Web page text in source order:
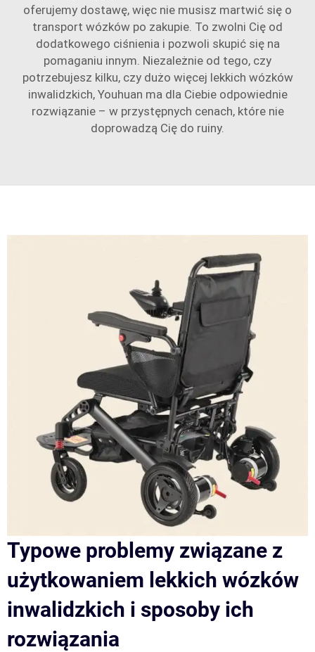
oferujemy dostawę, więc nie musisz martwić się o
transport wózków po zakupie. To zwolni Cię od
dodatkowego ciśnienia i pozwoli skupić się na
pomaganiu innym. Niezależnie od tego, czy
potrzebujesz kilku, czy dużo więcej lekkich wózków
inwalidzkich, Youhuan ma dla Ciebie odpowiednie
rozwiązanie – w przystępnych cenach, które nie
doprowadzą Cię do ruiny.
Typowe problemy związane z
użytkowaniem lekkich wózków
inwalidzkich i sposoby ich
rozwiązania